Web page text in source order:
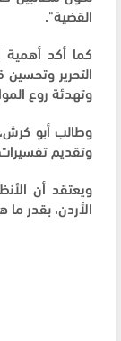
القضية".
كما أكد أهمية
التحرير
وتهدئة روع
وطالب أبو كرش،
وتقديم
ويعتقد أن
الأردن، بقدر